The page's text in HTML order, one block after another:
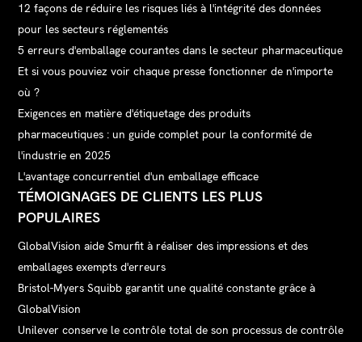
12 façons de réduire les risques liés à l'intégrité des données
pour les secteurs réglementés
5 erreurs d'emballage courantes dans le secteur pharmaceutique
Et si vous pouviez voir chaque presse fonctionner de n'importe
où ?
Exigences en matière d'étiquetage des produits
pharmaceutiques : un guide complet pour la conformité de
l'industrie en 2025
L'avantage concurrentiel d'un emballage efficace
TÉMOIGNAGES DE CLIENTS LES PLUS
POPULAIRES
GlobalVision aide Smurfit à réaliser des impressions et des
emballages exempts d'erreurs
Bristol-Myers Squibb garantit une qualité constante grâce à
GlobalVision
Unilever conserve le contrôle total de son processus de contrôle